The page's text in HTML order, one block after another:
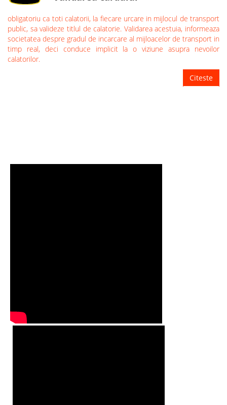
obligatoriu ca toti calatorii, la fiecare urcare in mijlocul de transport
public, sa valideze titlul de calatorie. Validarea acestuia, informeaza
societatea despre gradul de incarcare al mijloacelor de transport in
timp real, deci conduce implicit la o viziune asupra nevoilor
calatorilor.
Citeste